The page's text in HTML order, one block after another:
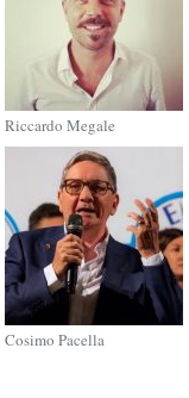
Riccardo Megale
Cosimo Pacella